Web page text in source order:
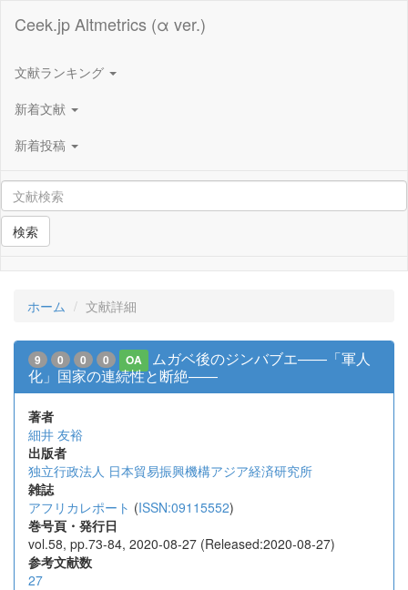
Ceek.jp Altmetrics (α ver.)
文献ランキング
新着文献
新着投稿
検索
ホーム 文献詳細
9 0 0 0 OA
ムガベ後のジンバブエ――「軍人
化」国家の連続性と断絶――
著者
細井 友裕
出版者
独立行政法人 日本貿易振興機構アジア経済研究所
雑誌
アフリカレポート (ISSN:09115552)
巻号頁・発行日
vol.58, pp.73-84, 2020-08-27 (Released:2020-08-27)
参考文献数
27